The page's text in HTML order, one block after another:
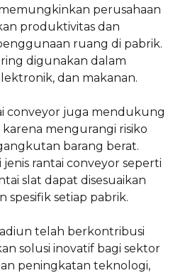
perusahaan
produktivitas dan
ruang di pabrik.
digunakan dalam
dan makanan.
conveyor juga mendukung
karena mengurangi risiko
barang berat.
rantai conveyor seperti
slat dapat disesuaikan
setiap pabrik.
telah berkontribusi
solusi inovatif bagi sektor
peningkatan teknologi,